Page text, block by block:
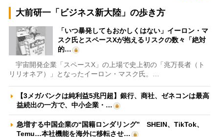
大前研一「ビジネス新大陸」の歩き方
「いつ暴発してもおかしくはない」イーロン・マ
スク氏とスペースXが抱えるリスクの数々「絶対
的…
宇宙開発企業「スペースX」の上場で史上初の「兆万長者（ト
リリオネア）」となったイーロン・マスク氏。…
【3メガバンクは純利益5兆円超】銀行、商社、ゼネコンは最高
益続出の一方で、中小企業・…
急増する中国企業の“国籍ロンダリング” SHEIN、TikTok、
Temu…本社機能を海外に移転させ…